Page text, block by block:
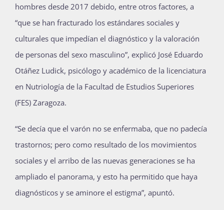
hombres desde 2017 debido, entre otros factores, a
“que se han fracturado los estándares sociales y
culturales que impedían el diagnóstico y la valoración
de personas del sexo masculino”, explicó José Eduardo
Otáñez Ludick, psicólogo y académico de la licenciatura
en Nutriología de la Facultad de Estudios Superiores
(FES) Zaragoza.
“Se decía que el varón no se enfermaba, que no padecía
trastornos; pero como resultado de los movimientos
sociales y el arribo de las nuevas generaciones se ha
ampliado el panorama, y esto ha permitido que haya
diagnósticos y se aminore el estigma”, apuntó.